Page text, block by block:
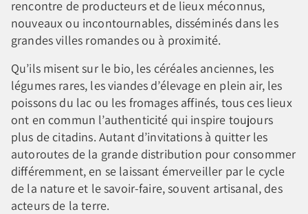
rencontre de producteurs et de lieux méconnus,
nouveaux ou incontournables, disséminés dans les
grandes villes romandes ou à proximité.
Qu’ils misent sur le bio, les céréales anciennes, les
légumes rares, les viandes d’élevage en plein air, les
poissons du lac ou les fromages affinés, tous ces lieux
ont en commun l’authenticité qui inspire toujours
plus de citadins. Autant d’invitations à quitter les
autoroutes de la grande distribution pour consommer
différemment, en se laissant émerveiller par le cycle
de la nature et le savoir-faire, souvent artisanal, des
acteurs de la terre.